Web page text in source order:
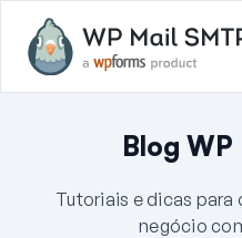
Blog WP
Tutoriais e dicas para
negócio